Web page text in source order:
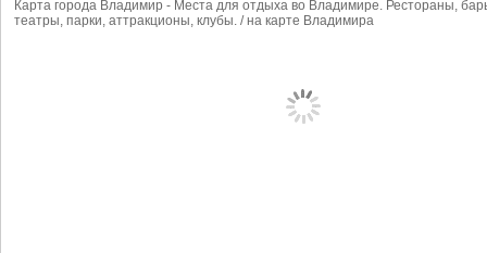
Карта города Владимир - Места для отдыха во Владимире. Рестораны,
театры, парки, аттракционы, клубы. / на карте Владимира